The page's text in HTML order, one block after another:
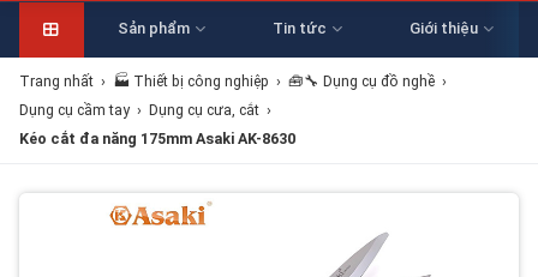
Sản phẩm Tin tức Giới thiệu
Trang nhất › 🏭 Thiết bị công nghiệp › 🧰🔧 Dụng cụ đồ nghề ›
Dụng cụ cầm tay › Dụng cụ cưa, cắt ›
Kéo cắt đa năng 175mm Asaki AK-8630